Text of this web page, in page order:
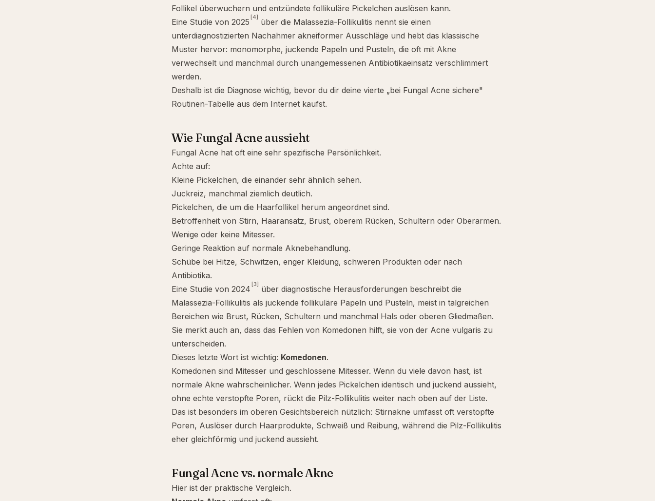
Follikel überwuchern und entzündete follikuläre Pickelchen auslösen kann.
Eine Studie von 2025 [4] über die Malassezia-Follikulitis nennt sie einen
unterdiagnostizierten Nachahmer akneiformer Ausschläge und hebt das klassische
Muster hervor: monomorphe, juckende Papeln und Pusteln, die oft mit Akne
verwechselt und manchmal durch unangemessenen Antibiotikaeinsatz verschlimmert
werden.
Deshalb ist die Diagnose wichtig, bevor du dir deine vierte „bei Fungal Acne sichere"
Routinen-Tabelle aus dem Internet kaufst.
Wie Fungal Acne aussieht
Fungal Acne hat oft eine sehr spezifische Persönlichkeit.
Achte auf:
Kleine Pickelchen, die einander sehr ähnlich sehen.
Juckreiz, manchmal ziemlich deutlich.
Pickelchen, die um die Haarfollikel herum angeordnet sind.
Betroffenheit von Stirn, Haaransatz, Brust, oberem Rücken, Schultern oder Oberarmen.
Wenige oder keine Mitesser.
Geringe Reaktion auf normale Aknebehandlung.
Schübe bei Hitze, Schwitzen, enger Kleidung, schweren Produkten oder nach
Antibiotika.
Eine Studie von 2024 [3] über diagnostische Herausforderungen beschreibt die
Malassezia-Follikulitis als juckende follikuläre Papeln und Pusteln, meist in talgreichen
Bereichen wie Brust, Rücken, Schultern und manchmal Hals oder oberen Gliedmaßen.
Sie merkt auch an, dass das Fehlen von Komedonen hilft, sie von der Acne vulgaris zu
unterscheiden.
Dieses letzte Wort ist wichtig: Komedonen.
Komedonen sind Mitesser und geschlossene Mitesser. Wenn du viele davon hast, ist
normale Akne wahrscheinlicher. Wenn jedes Pickelchen identisch und juckend aussieht,
ohne echte verstopfte Poren, rückt die Pilz-Follikulitis weiter nach oben auf der Liste.
Das ist besonders im oberen Gesichtsbereich nützlich: Stirnakne umfasst oft verstopfte
Poren, Auslöser durch Haarprodukte, Schweiß und Reibung, während die Pilz-Follikulitis
eher gleichförmig und juckend aussieht.
Fungal Acne vs. normale Akne
Hier ist der praktische Vergleich.